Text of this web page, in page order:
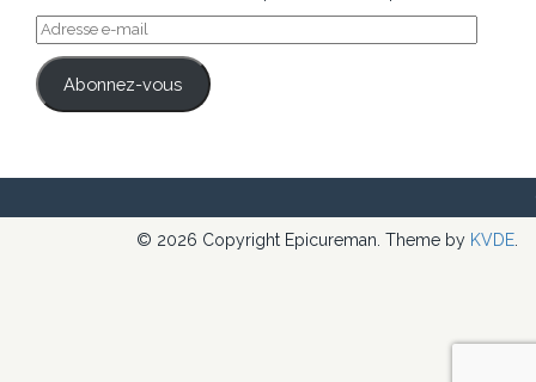
Adresse
e-
mail
Abonnez-vous
© 2026 Copyright Epicureman. Theme by KVDE.